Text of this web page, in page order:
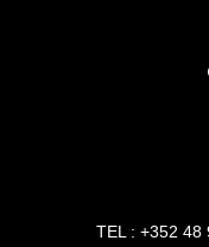
TEL :+352 48